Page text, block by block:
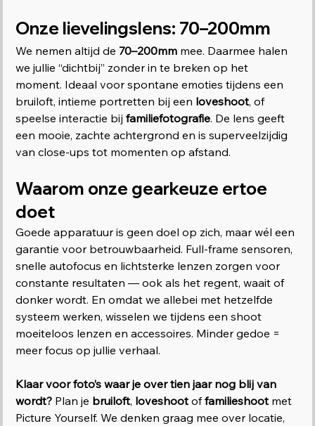
Onze lievelingslens: 70–200mm
We nemen altijd de 70–200mm mee. Daarmee halen
we jullie “dichtbij” zonder in te breken op het
moment. Ideaal voor spontane emoties tijdens een
bruiloft, intieme portretten bij een loveshoot, of
speelse interactie bij familiefotografie. De lens geeft
een mooie, zachte achtergrond en is superveelzijdig
van close-ups tot momenten op afstand.
Waarom onze gearkeuze ertoe
doet
Goede apparatuur is geen doel op zich, maar wél een
garantie voor betrouwbaarheid. Full-frame sensoren,
snelle autofocus en lichtsterke lenzen zorgen voor
constante resultaten — ook als het regent, waait of
donker wordt. En omdat we allebei met hetzelfde
systeem werken, wisselen we tijdens een shoot
moeiteloos lenzen en accessoires. Minder gedoe =
meer focus op jullie verhaal.
Klaar voor foto’s waar je over tien jaar nog blij van
wordt? Plan je bruiloft, loveshoot of familieshoot met
Picture Yourself. We denken graag mee over locatie,